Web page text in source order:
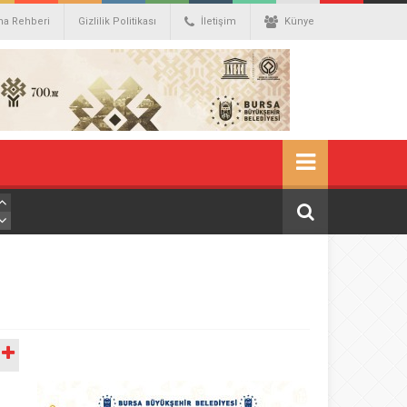
Rehberi Gizlilik Politikası İletişim Künye